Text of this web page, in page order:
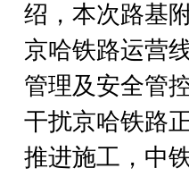
绍，本次路基
京哈铁路运营
管理及安全管
干扰京哈铁路
推进施工，中